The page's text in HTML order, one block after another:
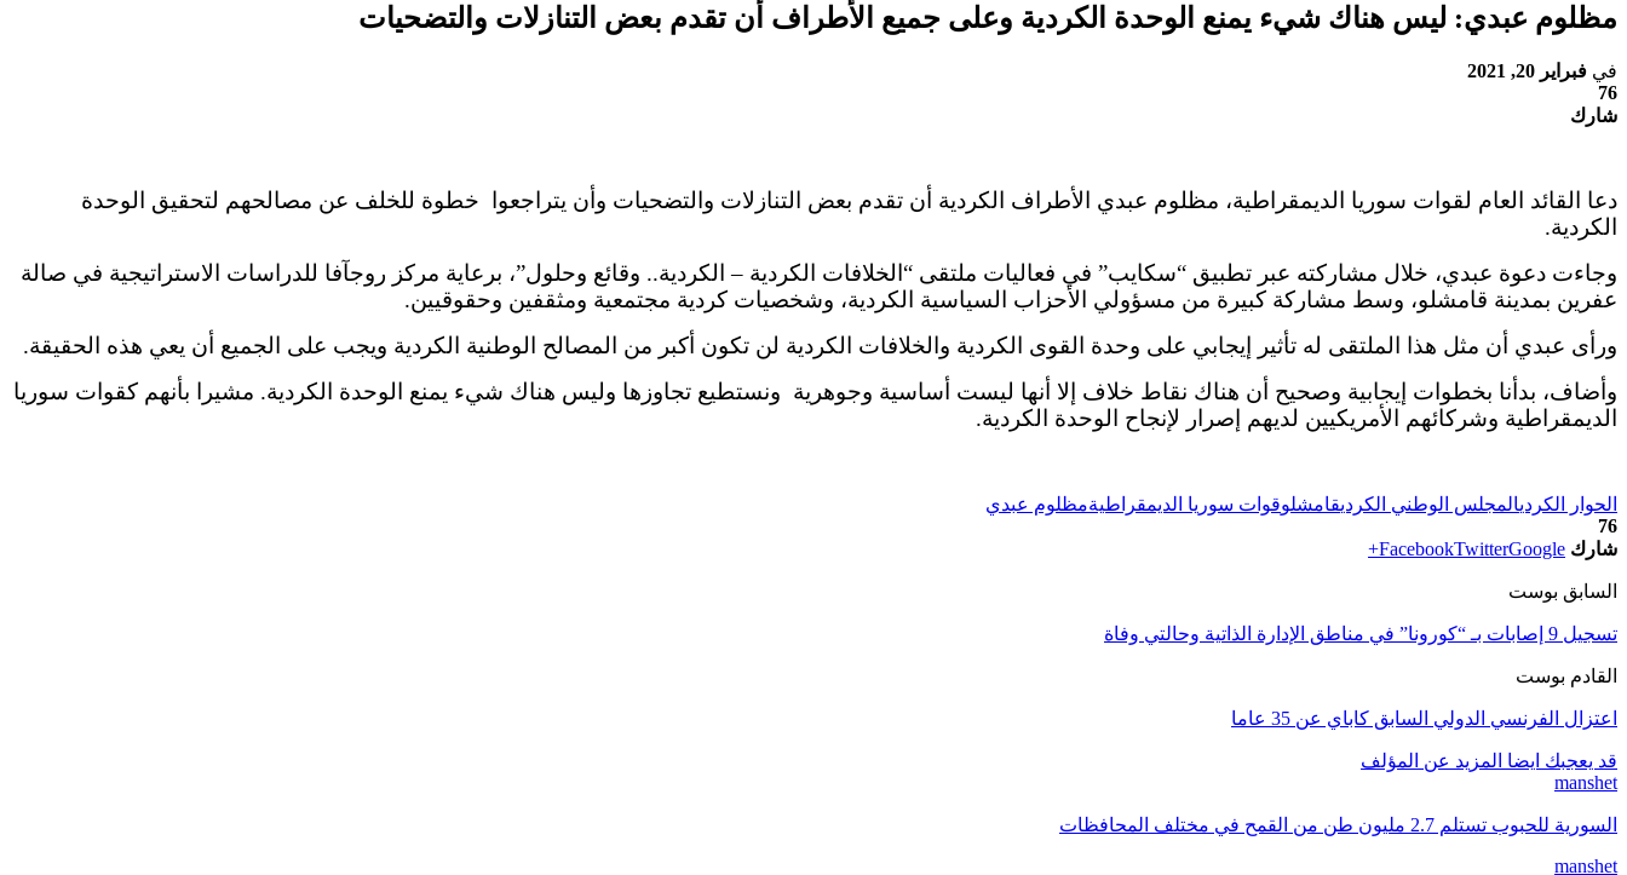
مظلوم عبدي: ليس هناك شيء يمنع الوحدة الكردية وعلى جميع الأطراف أن تقدم بعض التنازلات والتضحيات
في فبراير 20, 2021
76
شارك
دعا القائد العام لقوات سوريا الديمقراطية، مظلوم عبدي الأطراف الكردية أن تقدم بعض التنازلات والتضحيات وأن يتراجعوا خطوة للخلف عن مصالحهم لتحقيق الوحدة
الكردية.
وجاءت دعوة عبدي، خلال مشاركته عبر تطبيق “سكايب” في فعاليات ملتقى “الخلافات الكردية – الكردية.. وقائع وحلول”، برعاية مركز روجآفا للدراسات الاستراتيجية في صالة
عفرين بمدينة قامشلو، وسط مشاركة كبيرة من مسؤولي الأحزاب السياسية الكردية، وشخصيات كردية مجتمعية ومثقفين وحقوقيين.
ورأى عبدي أن مثل هذا الملتقى له تأثير إيجابي على وحدة القوى الكردية والخلافات الكردية لن تكون أكبر من المصالح الوطنية الكردية ويجب على الجميع أن يعي هذه الحقيقة.
وأضاف، بدأنا بخطوات إيجابية وصحيح أن هناك نقاط خلاف إلا أنها ليست أساسية وجوهرية ونستطيع تجاوزها وليس هناك شيء يمنع الوحدة الكردية. مشيرا بأنهم كقوات سوريا
الديمقراطية وشركائهم الأمريكيين لديهم إصرار لإنجاح الوحدة الكردية.
الحوار الكرديالمجلس الوطني الكرديقامشلوقوات سوريا الديمقراطيةمظلوم عبدي
76
شارك
FacebookTwitterGoogle+
السابق بوست
تسجيل 9 إصابات بـ “كورونا” في مناطق الإدارة الذاتية وحالتي وفاة
القادم بوست
اعتزال الفرنسي الدولي السابق كاباي عن 35 عاما
قد يعجبك ايضا المزيد عن المؤلف
manshet
السورية للحبوب تستلم 2.7 مليون طن من القمح في مختلف المحافظات
manshet